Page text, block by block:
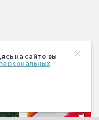
на сайте вы